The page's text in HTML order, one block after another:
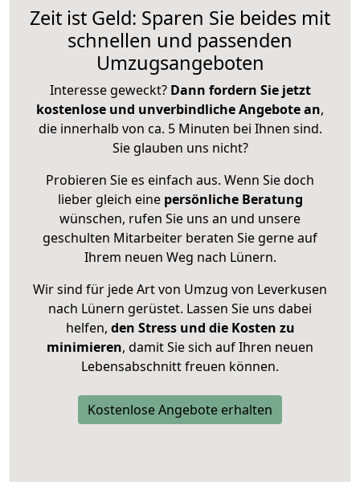
Zeit ist Geld: Sparen Sie beides mit
schnellen und passenden
Umzugsangeboten
Interesse geweckt? Dann fordern Sie jetzt
kostenlose und unverbindliche Angebote an,
die innerhalb von ca. 5 Minuten bei Ihnen sind.
Sie glauben uns nicht?
Probieren Sie es einfach aus. Wenn Sie doch
lieber gleich eine persönliche Beratung
wünschen, rufen Sie uns an und unsere
geschulten Mitarbeiter beraten Sie gerne auf
Ihrem neuen Weg nach Lünern.
Wir sind für jede Art von Umzug von Leverkusen
nach Lünern gerüstet. Lassen Sie uns dabei
helfen, den Stress und die Kosten zu
minimieren, damit Sie sich auf Ihren neuen
Lebensabschnitt freuen können.
Kostenlose Angebote erhalten